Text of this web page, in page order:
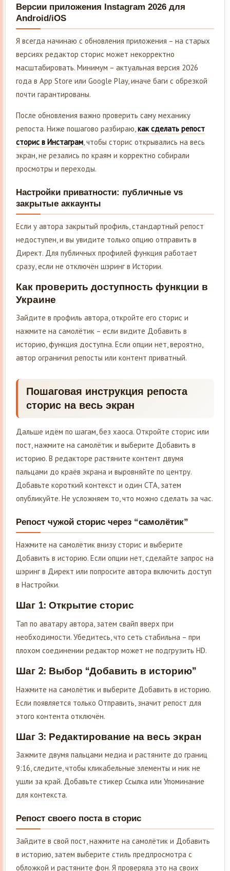
Версии приложения Instagram 2026 для
Android/iOS
Я всегда начинаю с обновления приложения – на старых
версиях редактор сторис может некорректно
масштабировать. Минимум – актуальная версия 2026
года в App Store или Google Play, иначе баги с обрезкой
почти гарантированы.
После обновления важно проверить саму механику
репоста. Ниже пошагово разбираю,как сделать репост
сторис в Инстаграм, чтобы сторис открывались на весь
экран, не резались по краям и корректно собирали
просмотры и переходы.
Настройки приватности: публичные vs
закрытые аккаунты
Если у автора закрытый профиль, стандартный репост
недоступен, и вы увидите только опцию отправить в
Директ. Для публичных профилей функция работает
сразу, если не отключён шэринг в Истории.
Как проверить доступность функции в
Украине
Зайдите в профиль автора, откройте его сторис и
нажмите на самолётик – если видите Добавить в
историю, функция доступна. Если опции нет, вероятно,
автор ограничил репосты или контент приватный.
Пошаговая инструкция репоста
сторис на весь экран
Дальше идём по шагам, без хаоса. Откройте сторис или
пост, нажмите на самолётик и выберите Добавить в
историю. В редакторе растяните контент двумя
пальцами до краёв экрана и выровняйте по центру.
Добавьте короткий контекст и один CTA, затем
опубликуйте. Не усложняем то, что можно сделать за час.
Репост чужой сторис через “самолётик”
Нажмите на самолётик внизу сторис и выберите
Добавить в историю. Если опции нет, сделайте запрос на
шэринг в Директ или попросите автора включить доступ
в Настройки.
Шаг 1: Открытие сторис
Тап по аватару автора, затем свайп вверх при
необходимости. Убедитесь, что сеть стабильна – при
плохом соединении редактор может не подгрузить HD.
Шаг 2: Выбор “Добавить в историю”
Нажмите на самолётик и выберите Добавить в историю.
Если появляется только Отправить, значит репост для
этого контента отключён.
Шаг 3: Редактирование на весь экран
Зажмите двумя пальцами медиа и растяните до границ
9:16, следите, чтобы кликабельные элементы и ник не
ушли за край. Добавьте стикер Ссылка или Упоминание
для контекста.
Репост своего поста в сторис
Зайдите в свой пост, нажмите на самолётик и Добавить
в историю, затем выберите стиль предпросмотра с
обложкой и растяните фон. Я проверяла это на своих